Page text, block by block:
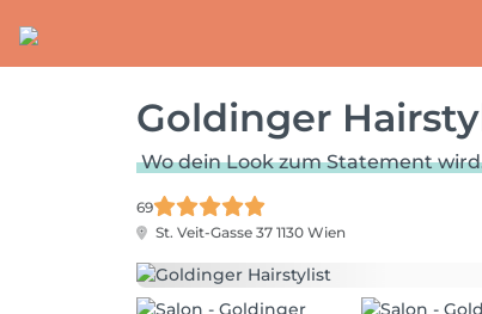
Goldinger
Wo dein Look zum Statement
69
St. Veit-Gasse 37 1130 Wien